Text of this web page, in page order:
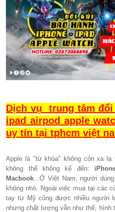
Dịch vụ trung tâm
ipad airpod apple
uy tín tại tphcm việt
Apple là "từ khóa" không còn xa lạ
không thể không kể đến:
Macbook ...Ở Việt Nam, người
không nhỏ. Ngoài việc mua tại các
tay từ Mỹ cũng được nhiều người
nhưng chất lượng vẫn như thế,